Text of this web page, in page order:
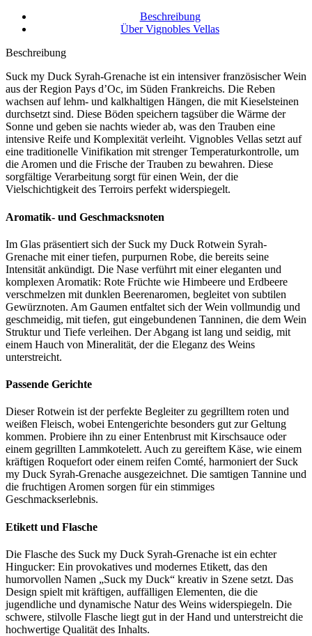
Beschreibung
Über Vignobles Vellas
Beschreibung
Suck my Duck Syrah-Grenache ist ein intensiver französischer Wein
aus der Region Pays d’Oc, im Süden Frankreichs. Die Reben
wachsen auf lehm- und kalkhaltigen Hängen, die mit Kieselsteinen
durchsetzt sind. Diese Böden speichern tagsüber die Wärme der
Sonne und geben sie nachts wieder ab, was den Trauben eine
intensive Reife und Komplexität verleiht. Vignobles Vellas setzt auf
eine traditionelle Vinifikation mit strenger Temperaturkontrolle, um
die Aromen und die Frische der Trauben zu bewahren. Diese
sorgfältige Verarbeitung sorgt für einen Wein, der die
Vielschichtigkeit des Terroirs perfekt widerspiegelt.
Aromatik- und Geschmacksnoten
Im Glas präsentiert sich der Suck my Duck Rotwein Syrah-
Grenache mit einer tiefen, purpurnen Robe, die bereits seine
Intensität ankündigt. Die Nase verführt mit einer eleganten und
komplexen Aromatik: Rote Früchte wie Himbeere und Erdbeere
verschmelzen mit dunklen Beerenaromen, begleitet von subtilen
Gewürznoten. Am Gaumen entfaltet sich der Wein vollmundig und
geschmeidig, mit tiefen, gut eingebundenen Tanninen, die dem Wein
Struktur und Tiefe verleihen. Der Abgang ist lang und seidig, mit
einem Hauch von Mineralität, der die Eleganz des Weins
unterstreicht.
Passende Gerichte
Dieser Rotwein ist der perfekte Begleiter zu gegrilltem roten und
weißen Fleisch, wobei Entengerichte besonders gut zur Geltung
kommen. Probiere ihn zu einer Entenbrust mit Kirschsauce oder
einem gegrillten Lammkotelett. Auch zu gereiftem Käse, wie einem
kräftigen Roquefort oder einem reifen Comté, harmoniert der Suck
my Duck Syrah-Grenache ausgezeichnet. Die samtigen Tannine und
die fruchtigen Aromen sorgen für ein stimmiges
Geschmackserlebnis.
Etikett und Flasche
Die Flasche des Suck my Duck Syrah-Grenache ist ein echter
Hingucker: Ein provokatives und modernes Etikett, das den
humorvollen Namen „Suck my Duck“ kreativ in Szene setzt. Das
Design spielt mit kräftigen, auffälligen Elementen, die die
jugendliche und dynamische Natur des Weins widerspiegeln. Die
schwere, stilvolle Flasche liegt gut in der Hand und unterstreicht die
hochwertige Qualität des Inhalts.